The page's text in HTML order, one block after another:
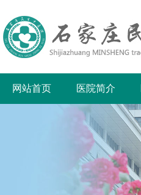
网站首页 医院简介